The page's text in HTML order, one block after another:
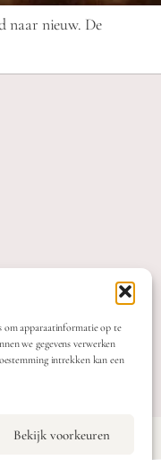
om apparaatinformatie op te
we gegevens verwerken
intrekken kan een
Bekijk voorkeuren
naar nieuw. De